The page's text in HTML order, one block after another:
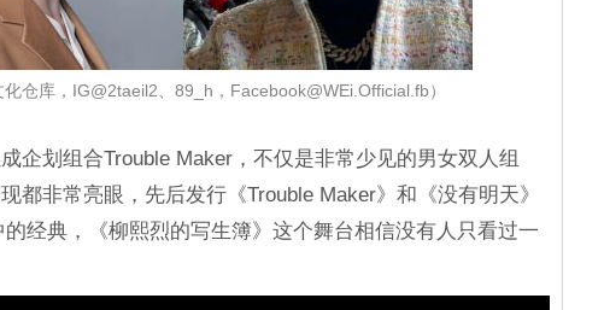
化仓库，IG@2taeil2、89_h，Facebook@WEi.Official.fb）
企划组合Trouble Maker，不仅是非常少见的男女双人组
都非常亮眼，先后发行《Trouble Maker》和《没有明天》
经典，《柳熙烈的写生簿》这个舞台相信没有人只看过一